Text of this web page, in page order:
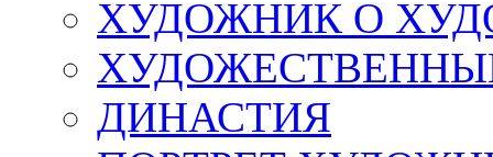
ХУДОЖНИК О
ДИНАСТИЯ